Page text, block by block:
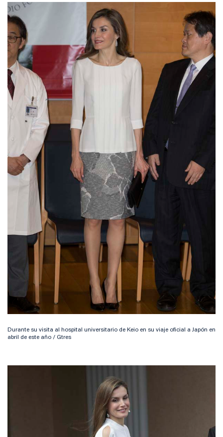
Durante su visita al hospital universitario de Keio en su viaje oficial a Japón en
abril de este año / Gtres